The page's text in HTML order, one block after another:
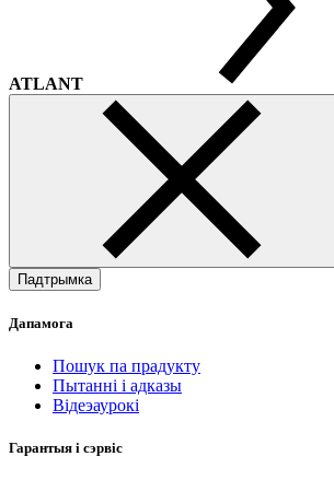
ATLANT
Падтрымка
Дапамога
Пошук па прадукту
Пытанні і адказы
Відеэаурокі
Гарантыя і сэрвіс